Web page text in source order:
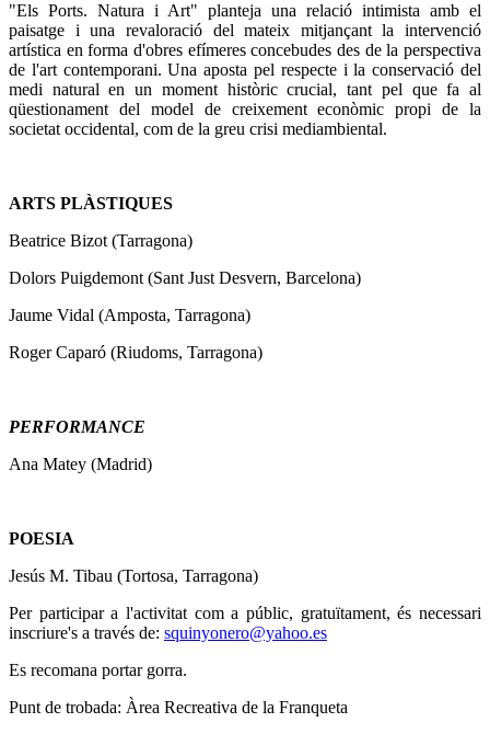
"Els Ports. Natura i Art" planteja una relació intimista amb el
paisatge i una revaloració del mateix mitjançant la intervenció
artística en forma d'obres efímeres concebudes des de la perspectiva
de l'art contemporani. Una aposta pel respecte i la conservació del
medi natural en un moment històric crucial, tant pel que fa al
qüestionament del model de creixement econòmic propi de la
societat occidental, com de la greu crisi mediambiental.
ARTS PLÀSTIQUES
Beatrice Bizot (Tarragona)
Dolors Puigdemont (Sant Just Desvern, Barcelona)
Jaume Vidal (Amposta, Tarragona)
Roger Caparó (Riudoms, Tarragona)
PERFORMANCE
Ana Matey (Madrid)
POESIA
Jesús M. Tibau (Tortosa, Tarragona)
Per participar a l'activitat com a públic, gratuïtament, és necessari
inscriure's a través de: squinyonero@yahoo.es
Es recomana portar gorra.
Punt de trobada: Àrea Recreativa de la Franqueta